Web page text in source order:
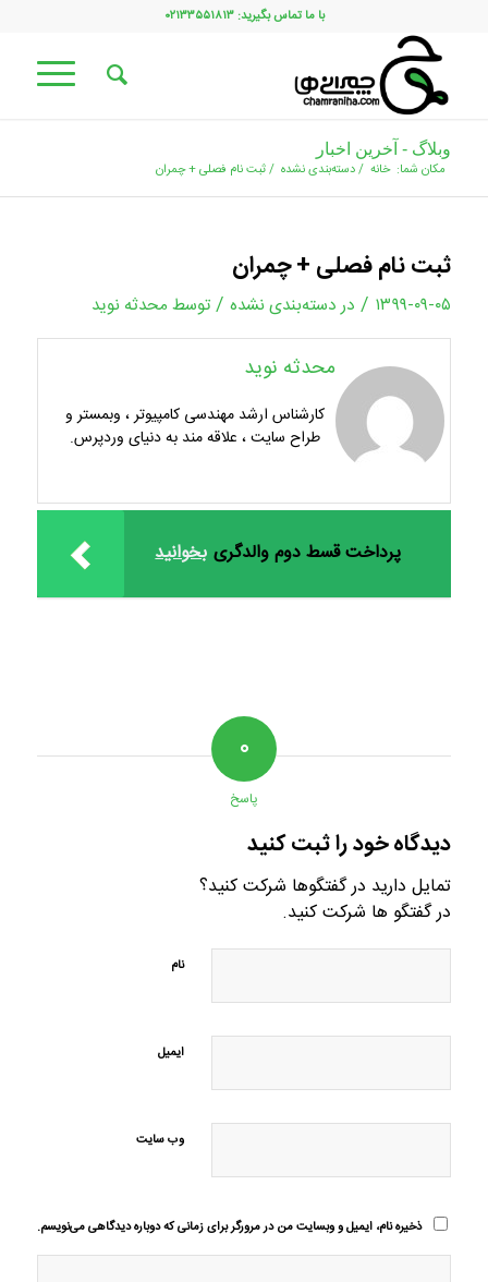
با ما تماس بگیرید: ۰۲۱۳۳۵۵۱۸۱۳
وبلاگ - آخرین اخبار
مکان شما: خانه /دسته‌بندی نشده /ثبت نام فصلی + چمران
ثبت نام فصلی + چمران
۱۳۹۹-۰۹-۰۵ / دردسته‌بندی نشده / توسط محدثه نوید
محدثه نوید
کارشناس ارشد مهندسی کامپیوتر ، وبمستر و
طراح سایت ، علاقه مند به دنیای وردپرس.
بخوانید پرداخت قسط دوم والدگری
۰
پاسخ
دیدگاه خود را ثبت کنید
تمایل دارید در گفتگوها شرکت کنید؟
در گفتگو ها شرکت کنید.
نام
ایمیل
وب‌ سایت
ذخیره نام، ایمیل و وبسایت من در مرورگر برای زمانی که دوباره دیدگاهی می‌نویسم.